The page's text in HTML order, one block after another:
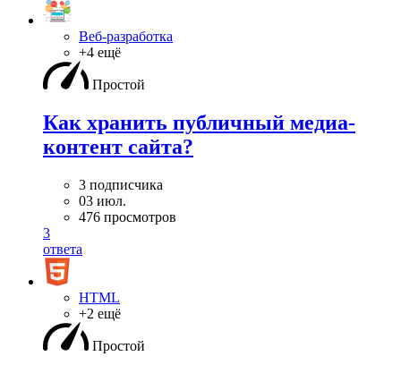
Веб-разработка
+4 ещё
Простой
Как хранить публичный медиа-
контент сайта?
3 подписчика
03 июл.
476 просмотров
3
ответа
HTML
+2 ещё
Простой